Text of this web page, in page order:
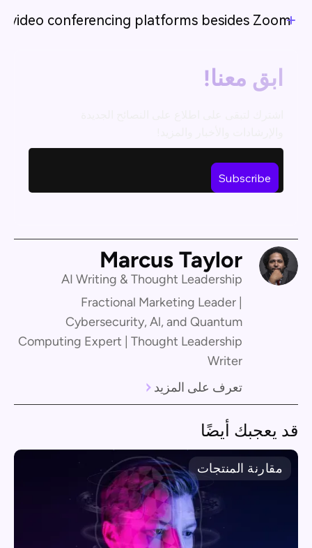
video conferencing platforms besides Zoom?
ابق معنا!
Marcus Taylor
AI Writing & Thought Leadership
Fractional Marketing Leader |
Cybersecurity, Al, and Quantum
Computing Expert | Thought Leadership
Writer
تعرف على المزيد
قد يعجبك أيضًا
مقارنة المنتجات